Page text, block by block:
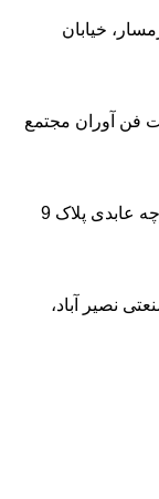
مجتمع
میرداماد، شمس تبریزی کوچه عابدی پلاک 9